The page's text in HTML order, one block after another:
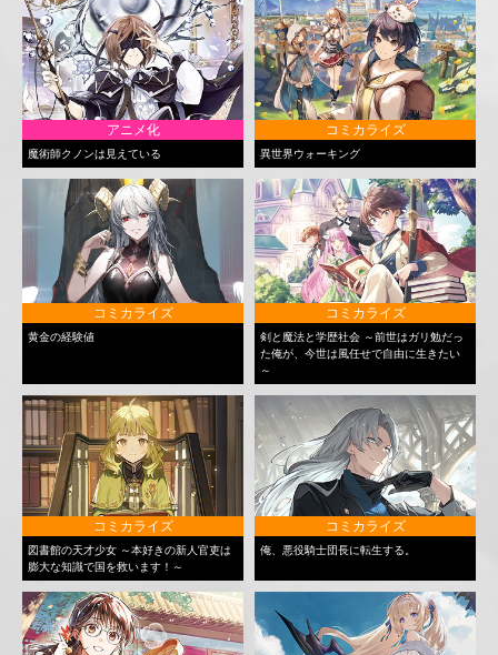
アニメ化
魔術師クノンは見えている
コミカライズ
異世界ウォーキング
コミカライズ
黄金の経験値
コミカライズ
剣と魔法と学歴社会 ～前世はガリ勉だっ
た俺が、今世は風任せで自由に生きたい
～
コミカライズ
図書館の天才少女 ～本好きの新人官吏は
膨大な知識で国を救います！～
コミカライズ
俺、悪役騎士団長に転生する。